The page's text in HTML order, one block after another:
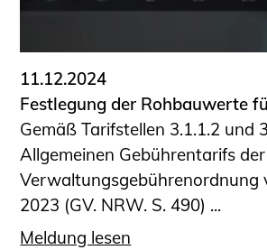
Wettbewerbe für Studierende
Kammer Newsletter
Presse
Kontakt und Anfahrt
Impressum
Datenschutz
Ingenieurakademie West
11.12.2024
Festlegung der Rohbauwerte
Gemäß Tarifstellen 3.1.1.2 und
Allgemeinen Gebührentarifs
Verwaltungsgebührenordnung
2023 (GV. NRW. S. 490) ...
Meldung lesen